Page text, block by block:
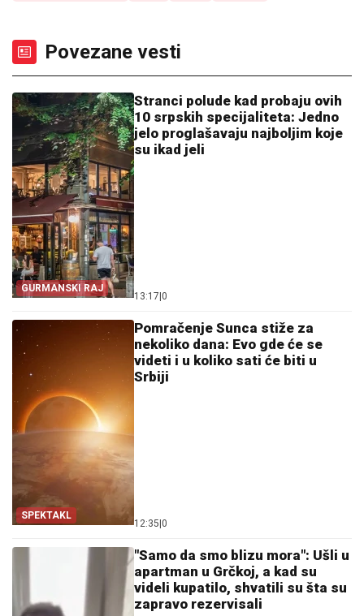
Povezane vesti
GURMANSKI RAJ
Stranci polude kad probaju ovih
10 srpskih specijaliteta: Jedno
jelo proglašavaju najboljim koje
su ikad jeli
13:17 0
SPEKTAKL
Pomračenje Sunca stiže za
nekoliko dana: Evo gde će se
videti i u koliko sati će biti u
Srbiji
12:35 0
"Samo da smo blizu mora": Ušli u
apartman u Grčkoj, a kad su
videli kupatilo, shvatili su šta su
zapravo rezervisali